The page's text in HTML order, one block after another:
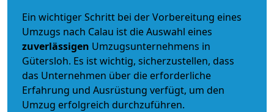
Ein wichtiger Schritt bei der Vorbereitung eines
Umzugs nach Calau ist die Auswahl eines
zuverlässigen Umzugsunternehmens in
Gütersloh. Es ist wichtig, sicherzustellen, dass
das Unternehmen über die erforderliche
Erfahrung und Ausrüstung verfügt, um den
Umzug erfolgreich durchzuführen.